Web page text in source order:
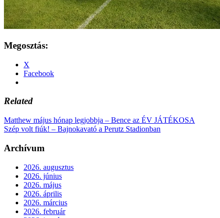
Megosztás:
X
Facebook
Related
Matthew május hónap legjobbja – Bence az ÉV JÁTÉKOSA
Szép volt fiúk! – Bajnokavató a Perutz Stadionban
Archívum
2026. augusztus
2026. június
2026. május
2026. április
2026. március
2026. február